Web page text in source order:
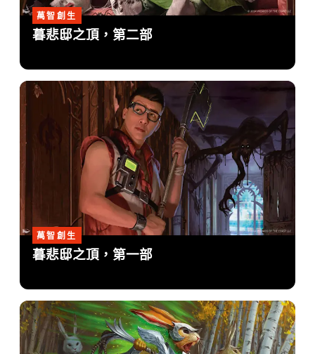
萬智創生
暮悲邸之頂，第二部
萬智創生
暮悲邸之頂，第一部